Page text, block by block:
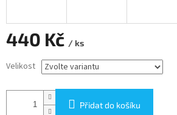
440 Kč / ks
cena:
Velikost
Přidat do košíku